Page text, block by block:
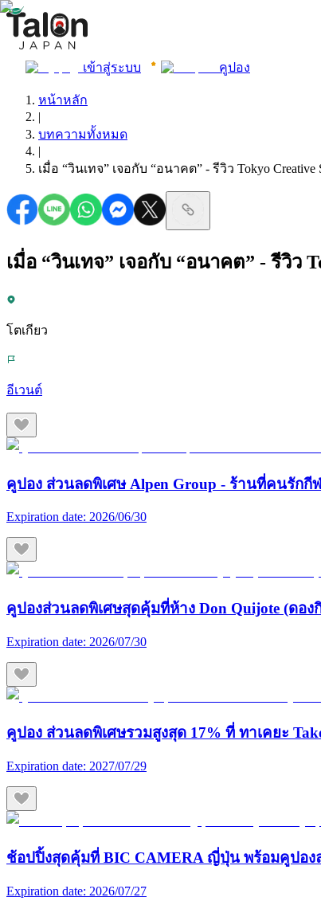
เข้าสู่ระบบ คูปอง
หน้าหลัก
|
บทความทั้งหมด
|
เมื่อ “วินเทจ” เจอกับ “อนาคต” - รีวิว Tokyo
เมื่อ “วินเทจ” เจอกับ “อนาคต” - รีวิว
โตเกียว
อีเวนต์
คูปอง ส่วนลดพิเศษ Alpen Group - ร้านที่คนรัก
Expiration date: 2026/06/30
คูปองส่วนลดพิเศษสุดคุ้มที่ห้าง Don Quijote (ดอ
Expiration date: 2026/07/30
คูปอง ส่วนลดพิเศษรวมสูงสุด 17% ที่ ทาเคยะ
Expiration date: 2027/07/29
ช้อปปิ้งสุดคุ้มที่ BIC CAMERA ญี่ปุ่น พร้อมคูปอง
Expiration date: 2026/07/27